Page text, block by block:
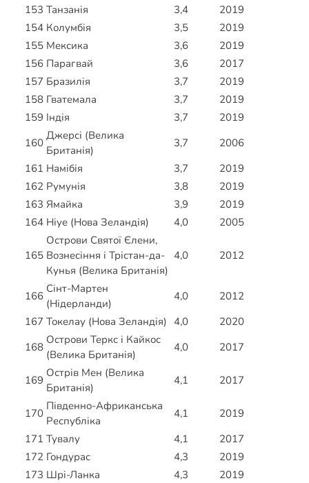
153 Танзанія 3,4
2019
154 Колумбія 3,5
2019
155 Мексика 3,6
2019
156 Парагвай 3,6
2017
157 Бразилія 3,7
2019
158 Гватемала 3,7
2019
159 Індія 3,7
2019
160
Джерсі (Велика
Британія)
3,7
2006
161 Намібія 3,7
2019
162 Румунія 3,8
2019
163 Ямайка 3,9
2019
164 Ніуе (Нова Зеландія) 4,0 2005
165
Острови Святої Єлени,
Вознесіння і Трістан-да-
Кунья (Велика Британія)
4,0 2012
166
Сінт-Мартен
(Нідерланди)
4,0
2012
167 Токелау (Нова Зеландія) 4,0
2020
168
Острови Теркс і Кайкос
(Велика Британія)
4,0 2017
169
Острів Мен (Велика
Британія)
4,1 2017
170
Південно-Африканська
Республіка
4,1
2019
171 Тувалу 4,1
2017
172 Гондурас 4,3
2019
173 Шрі-Ланка 4,3
2019